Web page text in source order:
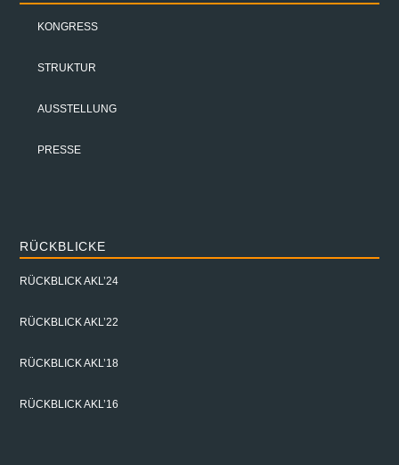
KONGRESS
STRUKTUR
AUSSTELLUNG
PRESSE
RÜCKBLICKE
RÜCKBLICK AKL’24
RÜCKBLICK AKL’22
RÜCKBLICK AKL’18
RÜCKBLICK AKL’16